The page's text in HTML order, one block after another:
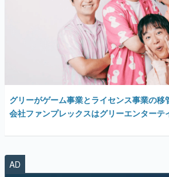
その他
電ファミニコゲーマーとは？
グリーがゲーム事業とライセンス事業の移
会社ファンプレックスはグリーエンターテ
AD